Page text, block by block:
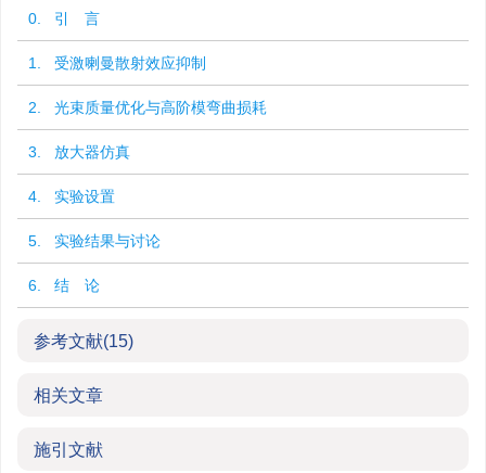
0. 引 言
1. 受激喇曼散射效应抑制
2. 光束质量优化与高阶模弯曲损耗
3. 放大器仿真
4. 实验设置
5. 实验结果与讨论
6. 结 论
参考文献(15)
相关文章
施引文献